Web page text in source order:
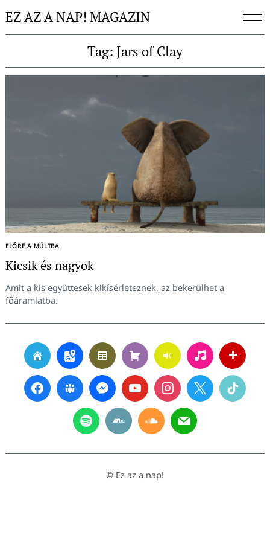
toEZ AZ A NAP! MAGAZIN
Tag: Jars of Clay
ELŐRE A MÚLTBA
Kicsik és nagyok
Amit a kis együttesek kikísérleteznek, az bekerülhet a
főáramlatba.
© Ez az a nap!
Keresés: